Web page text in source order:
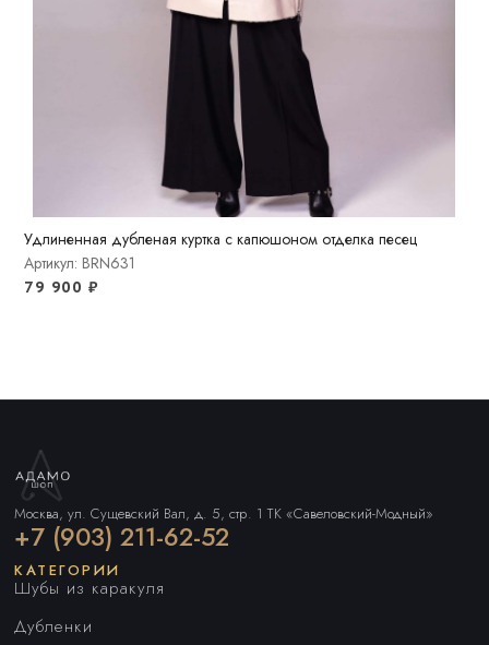
Удлиненная дубленая куртка c капюшоном отделка песец
Артикул: BRN631
79 900 ₽
Москва, ул. Сущевский Вал, д. 5, стр. 1 ТК «Савеловский-Модный»
+7 (903) 211-62-52
КАТЕГОРИИ
Шубы из каракуля
Дубленки